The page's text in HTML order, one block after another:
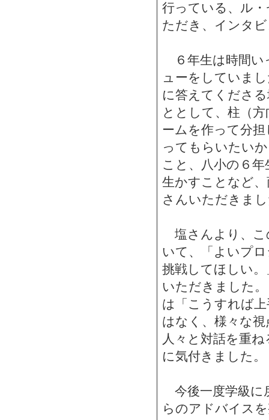
行っている、ル
ただき、インタ
６年生は時間い
ューをしていま
に答えてくださ
ととして、柱（
ームを作って分
ってもらいたい
こと、八小の６
生かすことなど
さんいただきま
塩さんより、こ
いて、「よいプ
挑戦してほしい
いただきました
は「こうすれば
はなく、様々な
人々と対話を重
に気付きました。
今後一度学級に
らのアドバイス